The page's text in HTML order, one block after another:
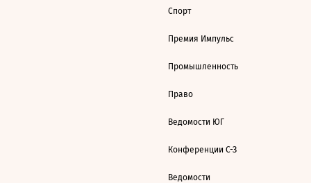
Спорт
Премия Импульс
Промышленность
Право
Ведомости ЮГ
Конференции С-З
Ведомости